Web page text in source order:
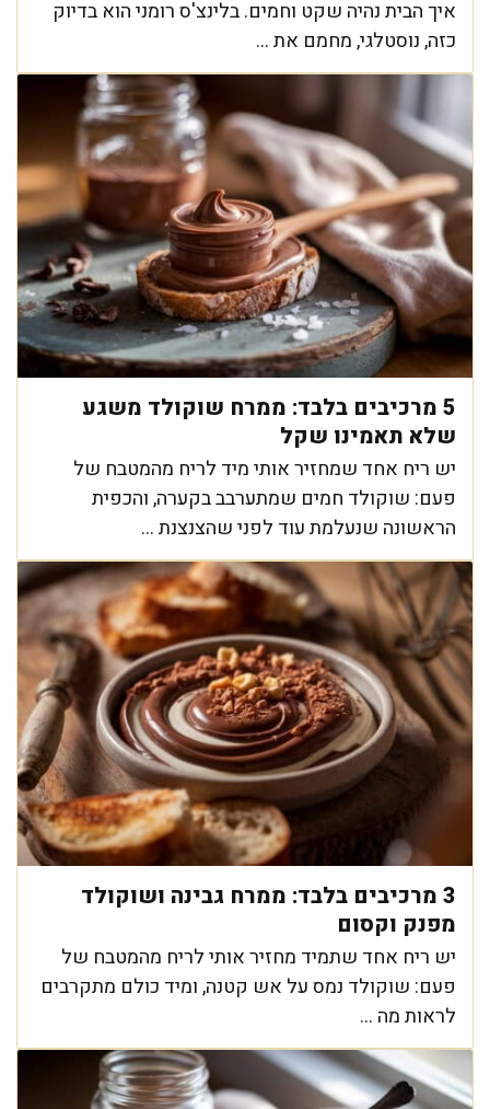
איך הבית נהיה שקט וחמים. בלינצ'ס רומני הוא בדיוק
כזה, נוסטלגי, מחמם את ...
5 מרכיבים בלבד: ממרח שוקולד משגע
שלא תאמינו שקל
יש ריח אחד שמחזיר אותי מיד לריח מהמטבח של
פעם: שוקולד חמים שמתערבב בקערה, והכפית
הראשונה שנעלמת עוד לפני שהצנצנת ...
3 מרכיבים בלבד: ממרח גבינה ושוקולד
מפנק וקסום
יש ריח אחד שתמיד מחזיר אותי לריח מהמטבח של
פעם: שוקולד נמס על אש קטנה, ומיד כולם מתקרבים
לראות מה ...